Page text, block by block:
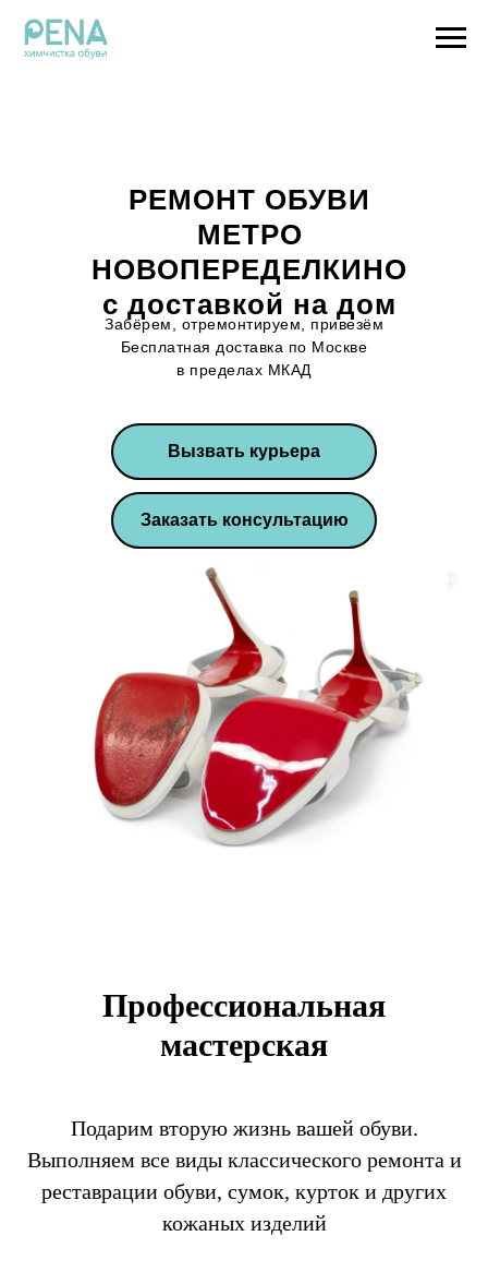
РЕМОНТ ОБУВИ
МЕТРО
НОВОПЕРЕДЕЛКИНО
с доставкой на дом
Забёрем, отремонтируем, привезём
Бесплатная доставка по Москве
в пределах МКАД
Вызвать курьера
Заказать консультацию
Профессиональная
мастерская
Подарим вторую жизнь вашей обуви.
Выполняем все виды классического ремонта и
реставрации обуви, сумок, курток и других
кожаных изделий